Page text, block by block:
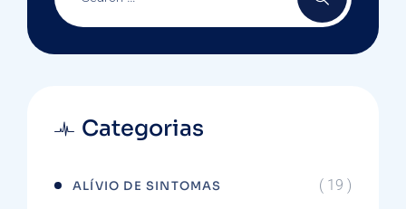
Categorias
ALÍVIO DE SINTOMAS ( 19 )